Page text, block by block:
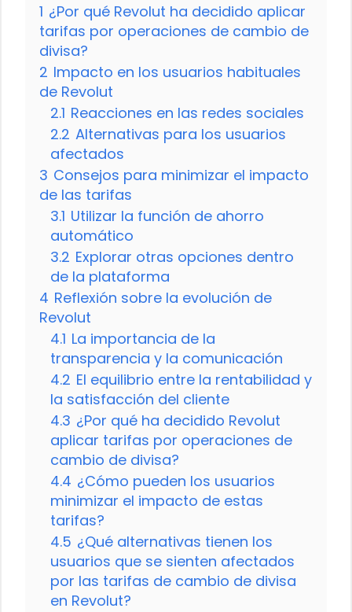
1 ¿Por qué Revolut ha decidido aplicar
tarifas por operaciones de cambio de
divisa?
2 Impacto en los usuarios habituales
de Revolut
2.1 Reacciones en las redes sociales
2.2 Alternativas para los usuarios
afectados
3 Consejos para minimizar el impacto
de las tarifas
3.1 Utilizar la función de ahorro
automático
3.2 Explorar otras opciones dentro
de la plataforma
4 Reflexión sobre la evolución de
Revolut
4.1 La importancia de la
transparencia y la comunicación
4.2 El equilibrio entre la rentabilidad y
la satisfacción del cliente
4.3 ¿Por qué ha decidido Revolut
aplicar tarifas por operaciones de
cambio de divisa?
4.4 ¿Cómo pueden los usuarios
minimizar el impacto de estas
tarifas?
4.5 ¿Qué alternativas tienen los
usuarios que se sienten afectados
por las tarifas de cambio de divisa
en Revolut?